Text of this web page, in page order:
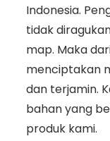
Indonesia.
tidak
map. Maka
menciptakan
dan terjamin.
bahan yang
produk kami.